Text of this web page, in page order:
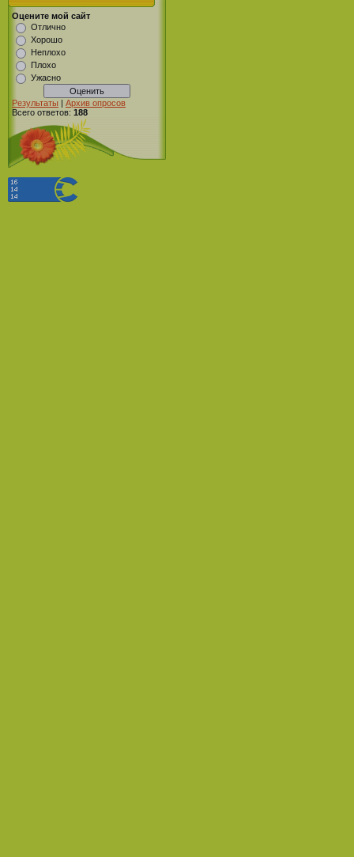
Оцените мой сайт
Отлично
Хорошо
Неплохо
Плохо
Ужасно
Результаты | Архив опросов
Всего ответов: 188